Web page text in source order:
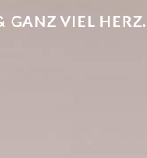
GANZ VIEL HERZ.